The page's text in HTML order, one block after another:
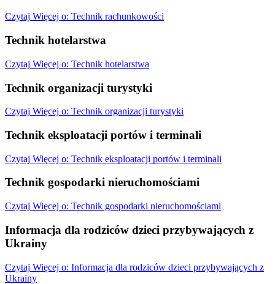
Czytaj Więcej o: Technik rachunkowości
Technik hotelarstwa
Czytaj Więcej o: Technik hotelarstwa
Technik organizacji turystyki
Czytaj Więcej o: Technik organizacji turystyki
Technik eksploatacji portów i terminali
Czytaj Więcej o: Technik eksploatacji portów i terminali
Technik gospodarki nieruchomościami
Czytaj Więcej o: Technik gospodarki nieruchomościami
Informacja dla rodziców dzieci przybywających z
Ukrainy
Czytaj Więcej o: Informacja dla rodziców dzieci przybywających z
Ukrainy